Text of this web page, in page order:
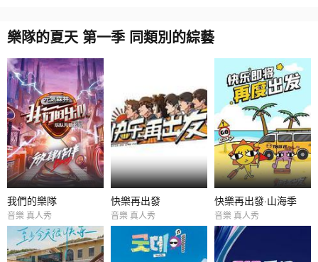
樂隊的夏天 第一季 同類別的綜藝
我們的樂隊
音樂 真人秀
快樂再出發
音樂 真人秀
快樂再出發·山海季
音樂 真人秀